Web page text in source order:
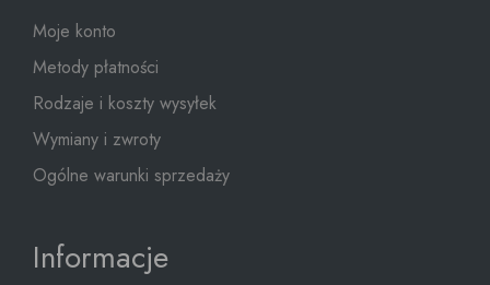
Moje konto
Metody płatności
Rodzaje i koszty wysyłek
Wymiany i zwroty
Ogólne warunki sprzedaży
Informacje